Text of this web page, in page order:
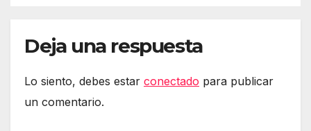
Deja una respuesta
Lo siento, debes estar conectado para publicar
un comentario.